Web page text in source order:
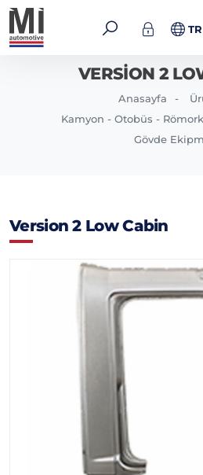
TR
VERSION 2
Anasayfa
Kamyon - Otobüs -
Gövde
Version 2 Low Cabin